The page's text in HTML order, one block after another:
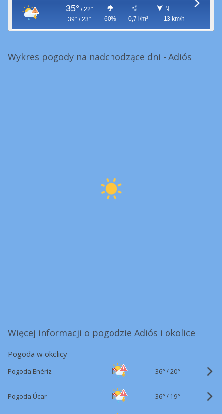
35° / 22°
39° / 23°
60% 0,7 l/m²
N
13 km/h
Wykres pogody na nadchodzące dni - Adiós
Więcej informacji o pogodzie Adiós i okolice
Pogoda w okolicy
Pogoda Enériz 36° /20°
Pogoda Úcar 36° / 19°